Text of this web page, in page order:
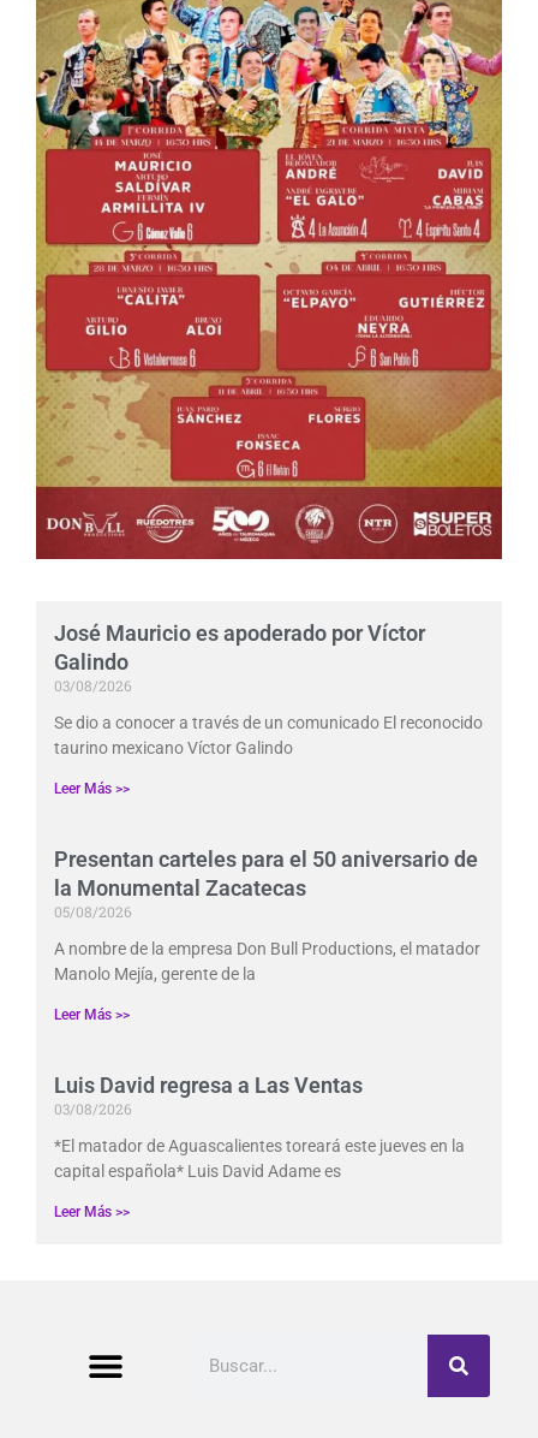
José Mauricio es apoderado por Víctor
Galindo
03/08/2026
Se dio a conocer a través de un comunicado El reconocido
taurino mexicano Víctor Galindo
Leer Más >>
Presentan carteles para el 50 aniversario de
la Monumental Zacatecas
05/08/2026
A nombre de la empresa Don Bull Productions, el matador
Manolo Mejía, gerente de la
Leer Más >>
Luis David regresa a Las Ventas
03/08/2026
*El matador de Aguascalientes toreará este jueves en la
capital española* Luis David Adame es
Leer Más >>